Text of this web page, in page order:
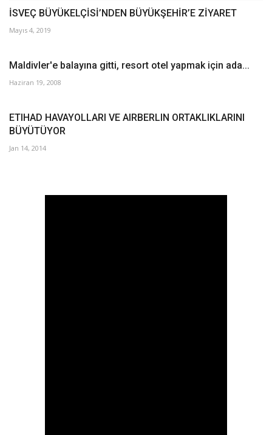
İSVEÇ BÜYÜKELÇİSİ’NDEN BÜYÜKŞEHİR’E ZİYARET
Mayıs 4, 2019
Maldivler'e balayına gitti, resort otel yapmak için ada...
Haziran 19, 2008
ETIHAD HAVAYOLLARI VE AIRBERLIN ORTAKLIKLARINI
BÜYÜTÜYOR
Jan 14, 2014